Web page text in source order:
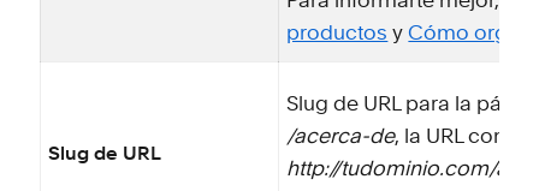
productos yCómo
Slug de URL
Slug de URL para la
/acerca-de, la URL
http://tudominio.com/